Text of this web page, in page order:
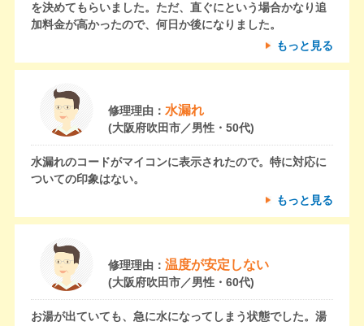
を決めてもらいました。ただ、直ぐにという場合かなり追
加料金が高かったので、何日か後になりました。
もっと見る
修理理由： 水漏れ
(大阪府吹田市／男性・50代)
水漏れのコードがマイコンに表示されたので。特に対応に
ついての印象はない。
もっと見る
修理理由： 温度が安定しない
(大阪府吹田市／男性・60代)
お湯が出ていても、急に水になってしまう状態でした。湯